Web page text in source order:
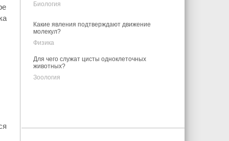
Биология
Какие явления подтверждают движение
молекул?
Физика
Для чего служат цисты одноклеточных
животных?
Зоология